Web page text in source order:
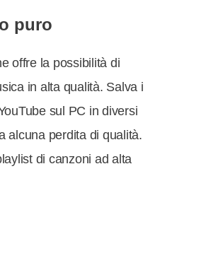
puro
offre la possibilità di
in alta qualità. Salva i
sul PC in diversi
alcuna perdita di qualità.
di canzoni ad alta